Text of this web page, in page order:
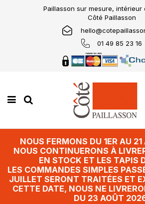
Paillasson sur mesure, intérieur
Côté Paillasson
01 49 85 23 16
NOUS FERMONS DU 1ER AU
NOUS CONTINUERONS À
EN STOCK ET LES TAPIS
LES COMMANDES SIMPLES
JUILLET SERONT TRAITÉES ET
CETTE DATE, NOUS NE
DU 23 AOÛT